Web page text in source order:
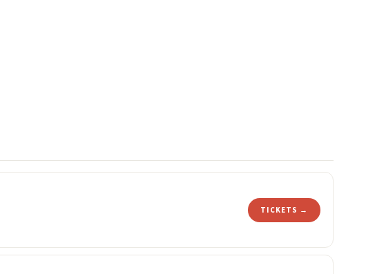
TICKETS →